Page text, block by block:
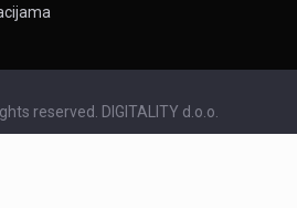
reserved. DIGITALITY d.o.o.